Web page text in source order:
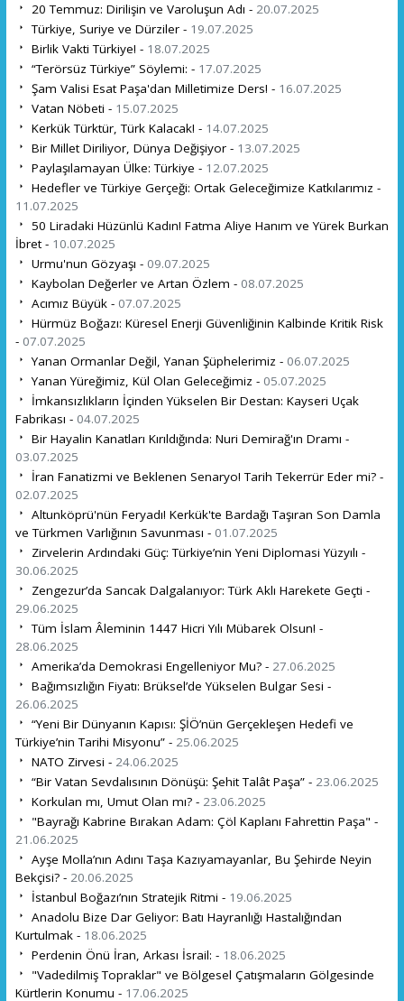
20 Temmuz: Dirilişin ve Varoluşun Adı - 20.07.2025
Türkiye, Suriye ve Dürziler - 19.07.2025
Birlik Vakti Türkiye! - 18.07.2025
“Terörsüz Türkiye” Söylemi: - 17.07.2025
Şam Valisi Esat Paşa'dan Milletimize Ders! - 16.07.2025
Vatan Nöbeti - 15.07.2025
Kerkük Türktür, Türk Kalacak! - 14.07.2025
Bir Millet Diriliyor, Dünya Değişiyor - 13.07.2025
Paylaşılamayan Ülke: Türkiye - 12.07.2025
Hedefler ve Türkiye Gerçeği: Ortak Geleceğimize Katkılarımız -
11.07.2025
50 Liradaki Hüzünlü Kadın! Fatma Aliye Hanım ve Yürek Burkan
İbret - 10.07.2025
Urmu'nun Gözyaşı - 09.07.2025
Kaybolan Değerler ve Artan Özlem - 08.07.2025
Acımız Büyük - 07.07.2025
Hürmüz Boğazı: Küresel Enerji Güvenliğinin Kalbinde Kritik Risk
- 07.07.2025
Yanan Ormanlar Değil, Yanan Şüphelerimiz - 06.07.2025
Yanan Yüreğimiz, Kül Olan Geleceğimiz - 05.07.2025
İmkansızlıkların İçinden Yükselen Bir Destan: Kayseri Uçak
Fabrikası - 04.07.2025
Bir Hayalin Kanatları Kırıldığında: Nuri Demirağ'ın Dramı -
03.07.2025
İran Fanatizmi ve Beklenen Senaryo! Tarih Tekerrür Eder mi? -
02.07.2025
Altunköprü'nün Feryadı! Kerkük'te Bardağı Taşıran Son Damla
ve Türkmen Varlığının Savunması - 01.07.2025
Zirvelerin Ardındaki Güç: Türkiye’nin Yeni Diplomasi Yüzyılı -
30.06.2025
Zengezur’da Sancak Dalgalanıyor: Türk Aklı Harekete Geçti -
29.06.2025
Tüm İslam Âleminin 1447 Hicri Yılı Mübarek Olsun! -
28.06.2025
Amerika’da Demokrasi Engelleniyor Mu? - 27.06.2025
Bağımsızlığın Fiyatı: Brüksel’de Yükselen Bulgar Sesi -
26.06.2025
“Yeni Bir Dünyanın Kapısı: ŞİÖ’nün Gerçekleşen Hedefi ve
Türkiye’nin Tarihi Misyonu” - 25.06.2025
NATO Zirvesi - 24.06.2025
“Bir Vatan Sevdalısının Dönüşü: Şehit Talât Paşa” - 23.06.2025
Korkulan mı, Umut Olan mı? - 23.06.2025
"Bayrağı Kabrine Bırakan Adam: Çöl Kaplanı Fahrettin Paşa" -
21.06.2025
Ayşe Molla’nın Adını Taşa Kazıyamayanlar, Bu Şehirde Neyin
Bekçisi? - 20.06.2025
İstanbul Boğazı’nın Stratejik Ritmi - 19.06.2025
Anadolu Bize Dar Geliyor: Batı Hayranlığı Hastalığından
Kurtulmak - 18.06.2025
Perdenin Önü İran, Arkası İsrail: - 18.06.2025
"Vadedilmiş Topraklar" ve Bölgesel Çatışmaların Gölgesinde
Kürtlerin Konumu - 17.06.2025